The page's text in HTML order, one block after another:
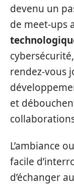
devenu un
de meet-ups
rendez-vous
et
L’ambiance
facile
d’échanger